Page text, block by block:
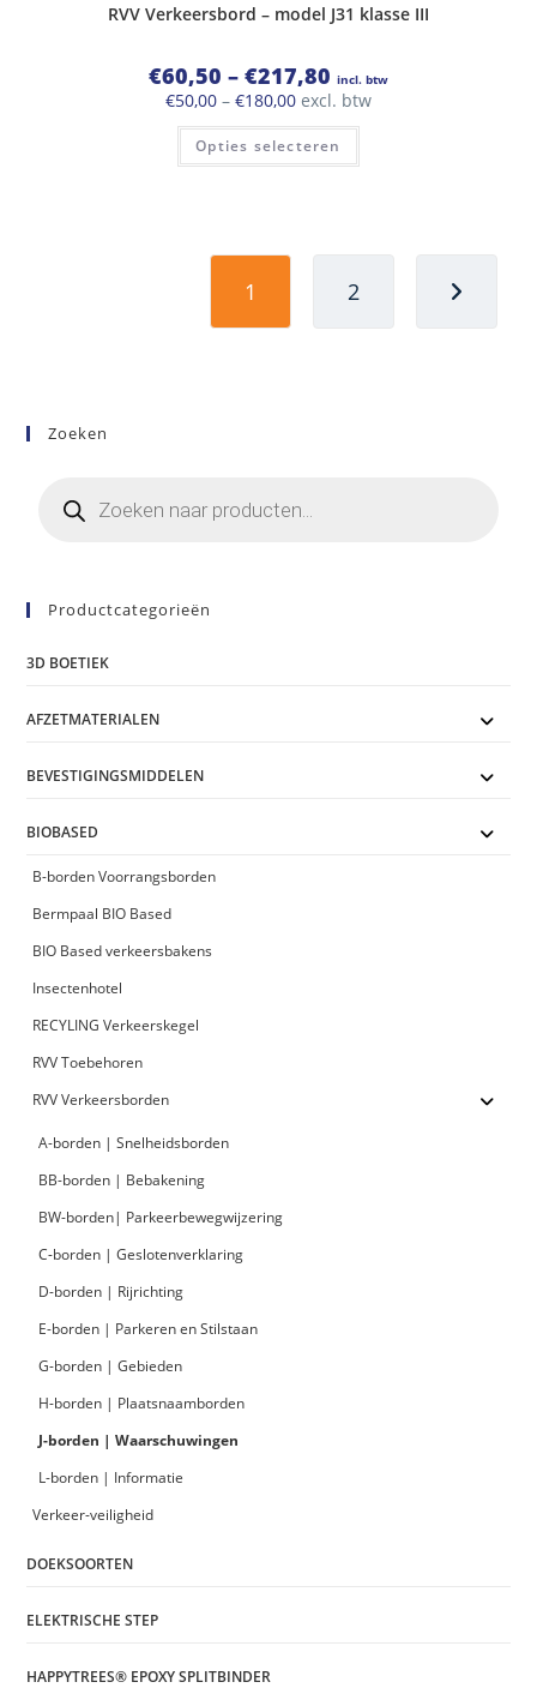
RVV Verkeersbord – model J31 klasse III
€60,50 – €217,80 Prijsklasse:
€60,50
tot
€217,80
incl. btw
€50,00 – €180,00Prijsklasse:
tot
€180,00
excl. btw
Opties selecteren
Dit
heeft
worden
op
1 2
Zoeken
zoeken
Productcategorieën
3D BOETIEK
AFZETMATERIALEN
BEVESTIGINGSMIDDELEN
BIOBASED
B-borden Voorrangsborden
Bermpaal BIO Based
BIO Based verkeersbakens
Insectenhotel
RECYLING Verkeerskegel
RVV Toebehoren
RVV Verkeersborden
A-borden | Snelheidsborden
BB-borden | Bebakening
BW-borden| Parkeerbewegwijzering
C-borden | Geslotenverklaring
D-borden | Rijrichting
E-borden | Parkeren en Stilstaan
G-borden | Gebieden
H-borden | Plaatsnaamborden
J-borden | Waarschuwingen
L-borden | Informatie
Verkeer-veiligheid
DOEKSOORTEN
ELEKTRISCHE STEP
HAPPYTREES® EPOXY SPLITBINDER